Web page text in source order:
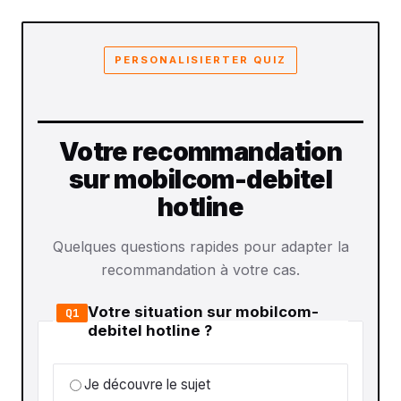
PERSONALISIERTER QUIZ
Votre recommandation
sur mobilcom-debitel
hotline
Quelques questions rapides pour adapter la
recommandation à votre cas.
Q1 Votre situation sur mobilcom-
debitel hotline ?
Je découvre le sujet